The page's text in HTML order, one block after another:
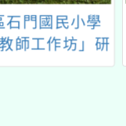
石門國民小學
教師工作坊」研
習課程